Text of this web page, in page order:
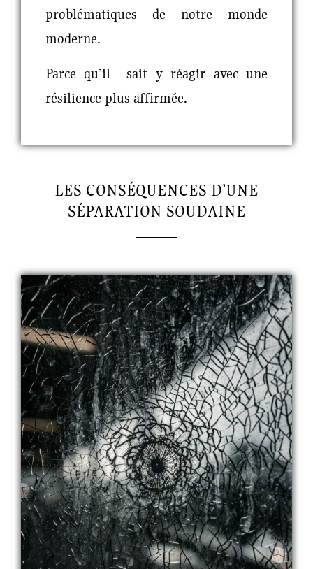
problématiques de notre monde
moderne.
Parce qu’il sait y réagir avec une
résilience plus affirmée.
LES CONSÉQUENCES D’UNE
SÉPARATION SOUDAINE